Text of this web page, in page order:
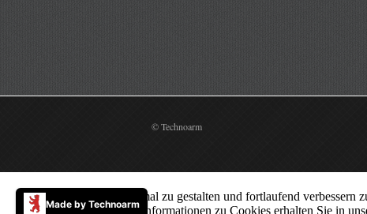
© Technoarm
Um unsere Webseite optimal zu gestalten und fortlaufend
von Cookies zu. Weitere Informationen zu Cookies erhalten Sie in
Made by Technoarm